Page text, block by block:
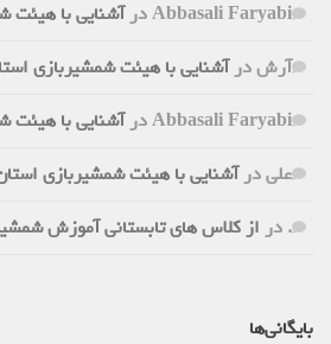
Abbasali Faryabiدرآشنایی با هیئت
آرشدرآشنایی با هیئت شمشیربازی
Abbasali Faryabiدرآشنایی با هیئت
علیدرآشنایی با هیئت شمشیربازی استان
.دراز کلاس های تابستانی آموزش
بایگانی‌ها